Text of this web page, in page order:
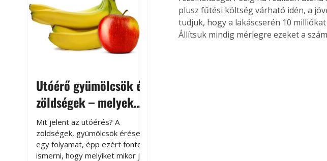
kikapcsolódást és feltöltődést
is jelent.
Utóérő gyümölcsök és
zöldségek – melyek
érnek tovább leszedés
után?
Mit jelent az utóérés? A
zöldségek, gyümölcsök érése
egy folyamat, épp ezért fontos
ismerni, hogy melyiket mikor jó
plusz fűtési költség várható idén, a
tudjuk, hogy a lakáscserén 10
Állítsuk mindig mérlegre ezeket a